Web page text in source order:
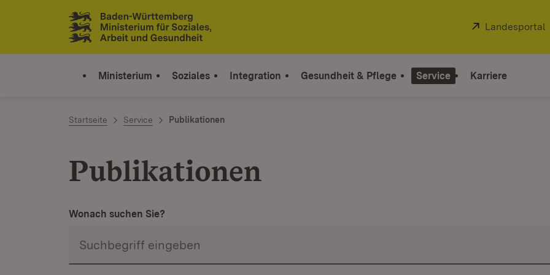
Zum Inhalt springen
Link zur Startseite
Extern:
Landesportal
Ministerium Soziales Integration Gesundheit & Pflege Service Karriere
Startseite Service Publikationen
Publikationen
Wonach suchen Sie?